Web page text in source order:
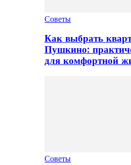
Советы
Как выбрать
Пушкино:
для комфортной
Советы